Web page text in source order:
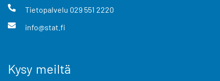
Tietopalvelu 029 551 2220
info@stat.fi
Kysy meiltä